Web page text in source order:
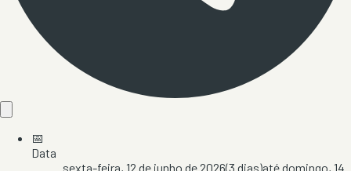
📅
Data
sexta-feira, 12 de junho de 2026(3 dias)atédomingo, 14